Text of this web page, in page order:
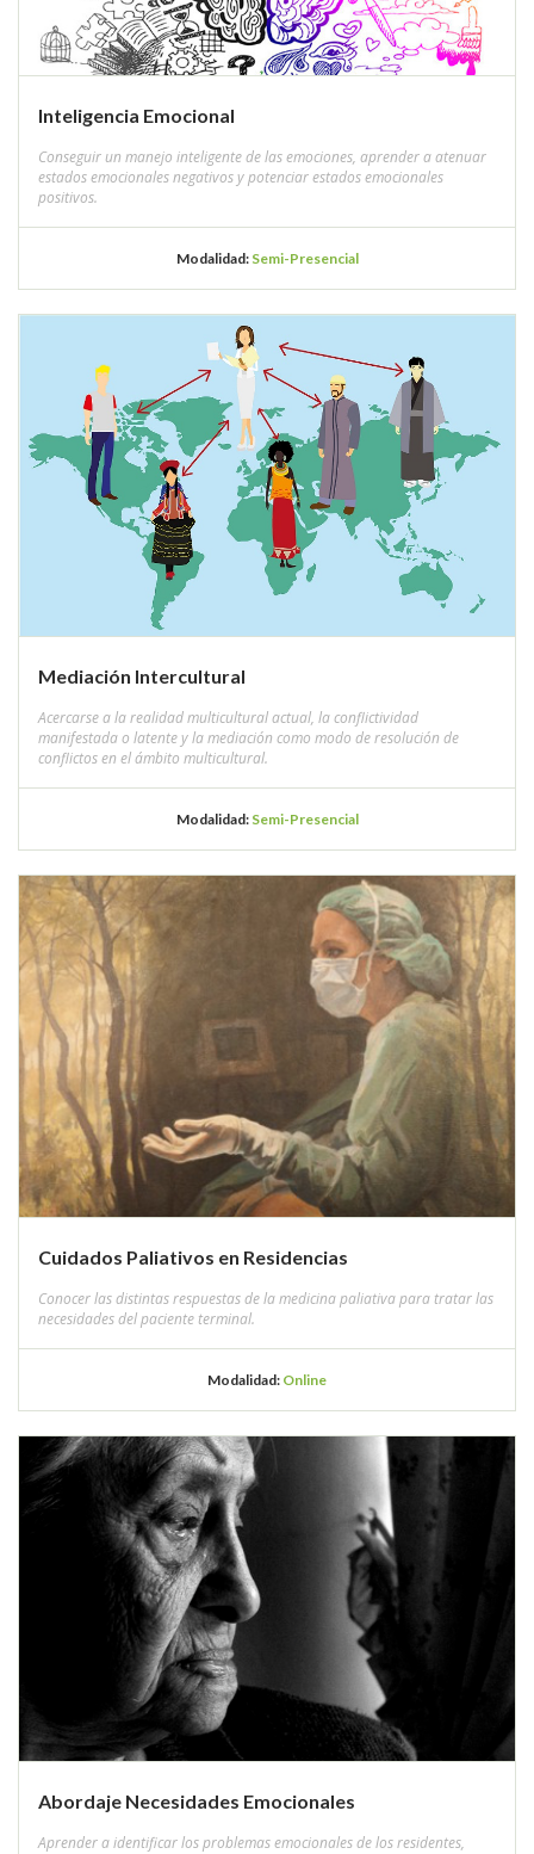
Inteligencia Emocional
Conseguir un manejo inteligente de las emociones, aprender a atenuar
estados emocionales negativos y potenciar estados emocionales
positivos.
Modalidad: Semi-Presencial
Mediación Intercultural
Acercarse a la realidad multicultural actual, la conflictividad
manifestada o latente y la mediación como modo de resolución de
conflictos en el ámbito multicultural.
Modalidad: Semi-Presencial
Cuidados Paliativos en Residencias
Conocer las distintas respuestas de la medicina paliativa para tratar las
necesidades del paciente terminal.
Modalidad: Online
Abordaje Necesidades Emocionales
Aprender a identificar los problemas emocionales de los residentes,